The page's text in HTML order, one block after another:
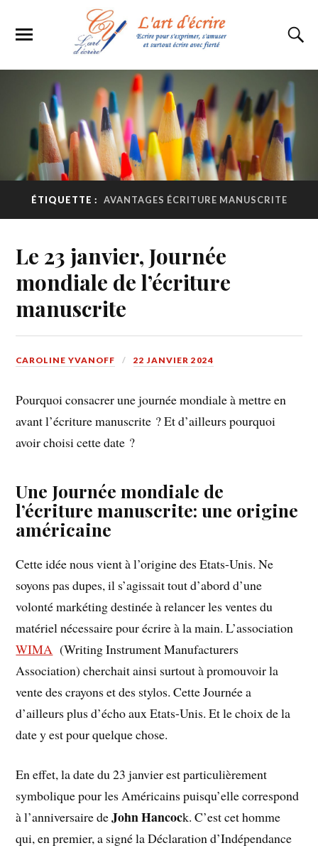
ÉTIQUETTE : AVANTAGES ÉCRITURE MANUSCRITE
Le 23 janvier, Journée
mondiale de l’écriture
manuscrite
CAROLINE YVANOFF 22 JANVIER 2024
Pourquoi consacrer une journée mondiale à mettre en
avant l’écriture manuscrite ? Et d’ailleurs pourquoi
avoir choisi cette date ?
Une Journée mondiale de
l’écriture manuscrite: une origine
américaine
Cette idée nous vient à l’origine des Etats-Unis. Ne
soyons pas dupes, il s’agissait tout d’abord d’une
volonté markéting destinée à relancer les ventes du
matériel nécessaire pour écrire à la main. L’association
WIMA (Writing Instrument Manufacturers
Association) cherchait ainsi surtout à promouvoir la
vente des crayons et des stylos. Cette Journée a
d’ailleurs plus d’écho aux Etats-Unis. Et le choix de la
date y est pour quelque chose.
En effet, la date du 23 janvier est particulièrement
symbolique pour les Américains puisqu’elle correspond
à l’anniversaire deJohn Hancock. C’est cet homme
qui, en premier, a signé la Déclaration d’Indépendance